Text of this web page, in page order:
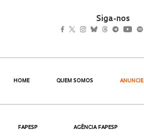
Siga-nos
HOME QUEM SOMOS ANUNCIE
FAPESP AGÊNCIA FAPESP